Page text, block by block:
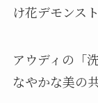
け花デモンス
アウディの「
なやかな美の